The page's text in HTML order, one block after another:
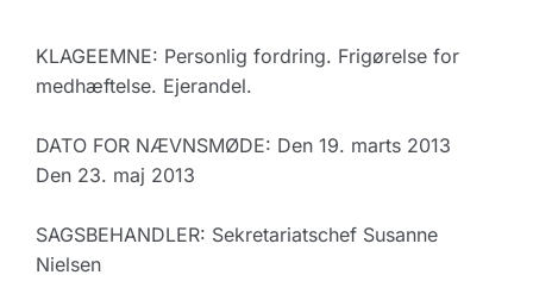
KLAGEEMNE: Personlig fordring. Frigørelse for
medhæftelse. Ejerandel.
DATO FOR NÆVNSMØDE: Den 19. marts 2013
Den 23. maj 2013
SAGSBEHANDLER: Sekretariatschef Susanne
Nielsen